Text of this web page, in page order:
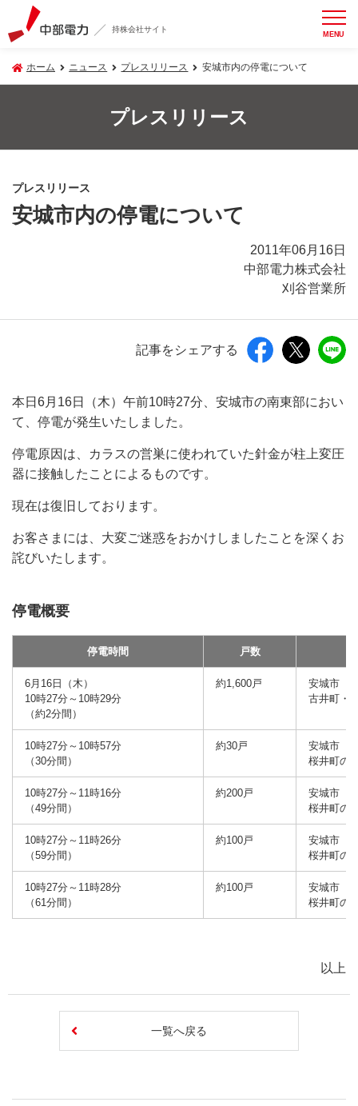
持株会社サイト MENU
ホーム ニュース プレスリリース 安城市内の停電について
プレスリリース
プレスリリース
安城市内の停電について
2011年06月16日
中部電力株式会社
刈谷営業所
記事をシェアする
本日6月16日（木）午前10時27分、安城市の南東部におい
て、停電が発生いたしました。
停電原因は、カラスの営巣に使われていた針金が柱上変圧
器に接触したことによるものです。
現在は復旧しております。
お客さまには、大変ご迷惑をおかけしましたことを深くお
詫びいたします。
停電概要
停電時間 戸数
6月16日（木）
10時27分～10時29分
（約2分間）
約1,600戸
安城市
古井町・
10時27分～10時57分
（30分間）
約30戸
安城市
桜井町の
10時27分～11時16分
（49分間）
約200戸
安城市
桜井町の
10時27分～11時26分
（59分間）
約100戸
安城市
桜井町の
10時27分～11時28分
（61分間）
約100戸
安城市
桜井町の
以上
一覧へ戻る